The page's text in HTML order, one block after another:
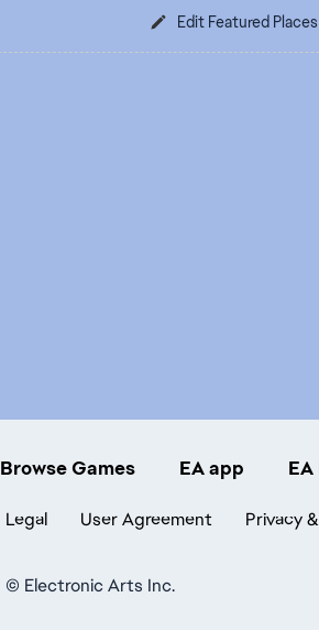
Edit Featured Places
Browse Games EA app EA
Legal User Agreement Privacy
© Electronic Arts Inc.